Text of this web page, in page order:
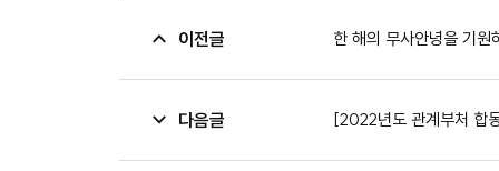
이전글 한 해의 무사안녕을 기원
다음글 [2022년도 관계부처 합